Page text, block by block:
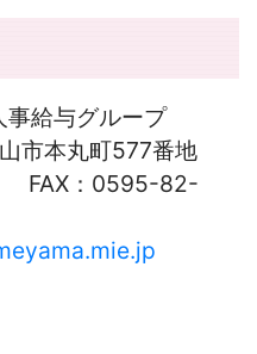
給与グループ
市本丸町577番地
FAX：0595-82-